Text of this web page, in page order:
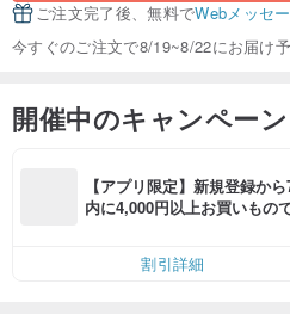
ご注文完了後、無料でWebメッセ
今すぐのご注文で8/19~8/22にお届け
開催中のキャンペーン
【アプリ限定】新規登録か
内に4,000円以上お買いもの
割引詳細